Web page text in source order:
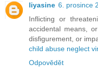
liyasine 6. prosince
Inflicting or
accidental means,
disfigurement, or
child abuse neglect
Odpovědět